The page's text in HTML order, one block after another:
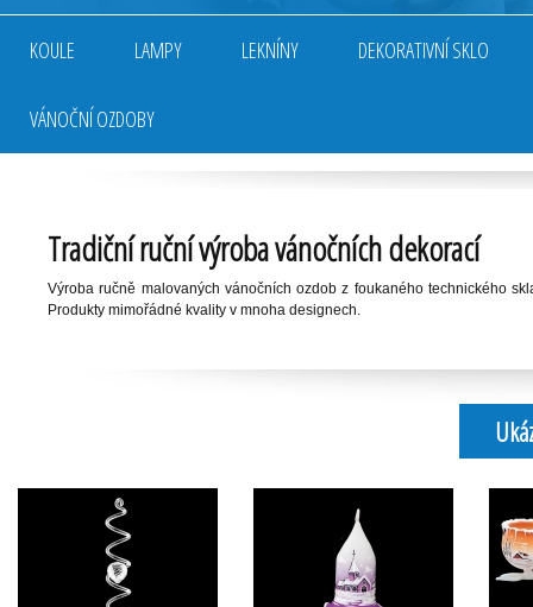
KOULE LAMPY LEKNÍNY DEKORATIVNÍ SKLO
VÁNOČNÍ OZDOBY
Tradiční ruční výroba vánočních dekorací
Výroba ručně malovaných vánočních ozdob z foukaného technického
Produkty mimořádné kvality v mnoha designech.